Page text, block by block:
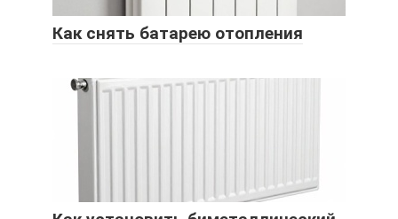
Как снять батарею отопления